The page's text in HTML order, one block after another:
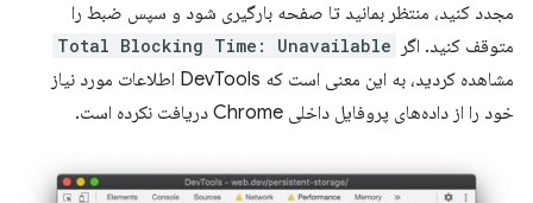
مجدد کنید، منتظر بمانید تا صفحه بارگیری شود و سپس ضبط را
متوقف کنید. اگر
Total Blocking Time: Unavailable
مشاهده کردید، به این معنی است که DevTools اطلاعات مورد نیاز
خود را از داده‌های پروفایل داخلی Chrome دریافت نکرده است.